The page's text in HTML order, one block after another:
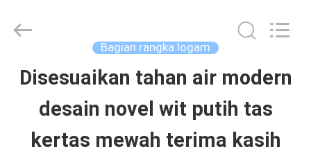
RUMAH
PRODUK
Reserved.
Bagian rangka logam
Disesuaikan tahan air modern
desain novel wit putih tas
kertas mewah terima kasih